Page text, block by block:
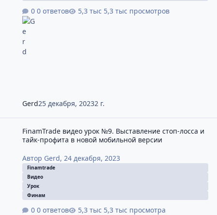
0 ответов 5,3 тыс просмотров
Gerd25 декабря, 20232 г.
FinamTrade видео урок №9. Выставление стоп-лосса и
тайк-профита в новой мобильной версии
Автор Gerd, 24 декабря, 2023
Finamtrade
Видео
Урок
Финам
0 ответов 5,3 тыс просмотра